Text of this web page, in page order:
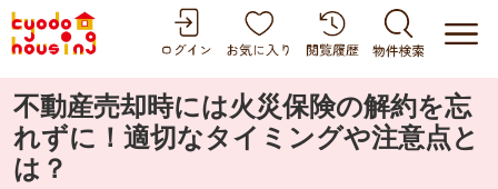
不動産売却時には火災保険の解約を忘
れずに！適切なタイミングや注意点と
は？